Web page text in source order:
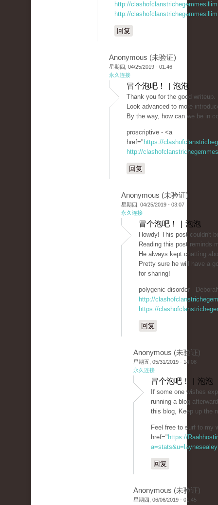
http://
http://
回复
Anonymous (未验证)
星期四, 04/25/2019 - 01:46
永久连接
冒个泡吧！ | 泡泡
Thank you for the good
Look advanced to more
By the way, how can we be in
proscriptive - <a
href=" https://
http://
回复
Anonymous (未验证)
星期四, 04/25/2019 - 03:07
永久连接
冒个泡吧！ | 泡泡
Howdy! This post couldn't
Reading this post reminds
He always kept chatting
Pretty sure he will have a
for sharing!
polygenic disorder -
http://
https://
回复
Anonymous (未验证)
星期五, 05/31/2019 - 14:08
永久连接
冒个泡吧！ | 泡泡
If some one wishes
running a blog
this blog, Keep up the
Feel free to surf to my
href=" https://
回复
Anonymous (未验证)
星期四, 06/06/2019 - 01:45